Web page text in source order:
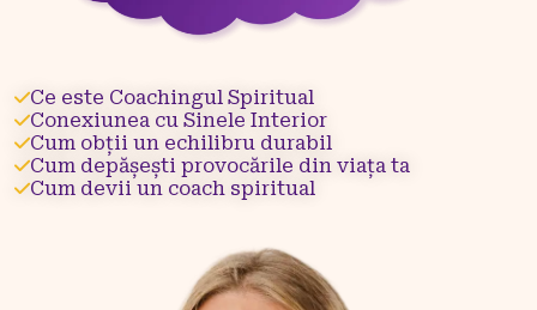
Ce este Coachingul Spiritual
Conexiunea cu Sinele Interior​
Cum obții un echilibru durabil
Cum depășești provocările din viața ta
Cum devii un coach spiritual